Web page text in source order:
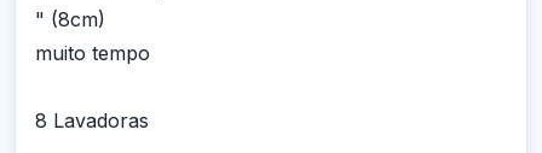
" (8cm)
muito tempo
8 Lavadoras